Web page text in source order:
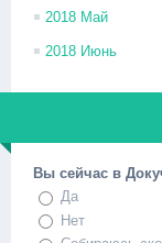
2018 Май
2018 Июнь
Вы сейчас в
Да
Нет